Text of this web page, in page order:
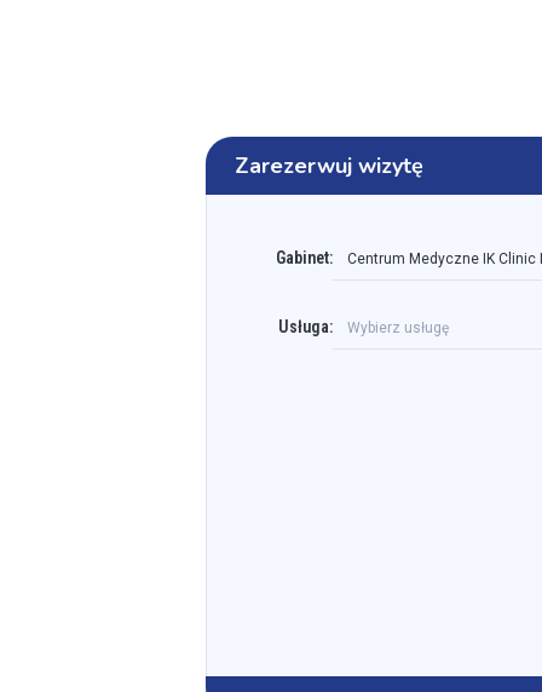
Zarezerwuj wizytę
Gabinet: Centrum Medyczne IK Clinic
Usługa: Wybierz usługę